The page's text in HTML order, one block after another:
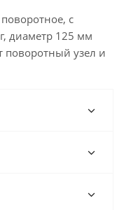
с
диаметр 125 мм
поворотный узел и